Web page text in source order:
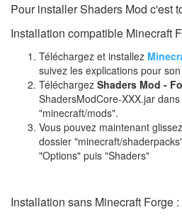
Pour installer Shaders Mod c'est
Installation compatible Minecraft
Téléchargez et installez
suivez les explications pour
Téléchargez Shaders Mod -
ShadersModCore-XXX.jar
"minecraft/mods".
Vous pouvez maintenant
dossier "minecraft/
"Options" puis "Shaders"
Installation sans Minecraft Forge :